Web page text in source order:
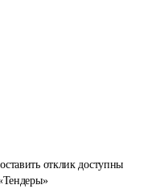
отклик доступны